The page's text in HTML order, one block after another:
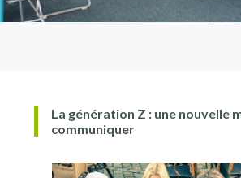
La génération Z : une nouvelle
communiquer